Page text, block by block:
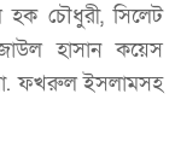
চৌধুরী, সিলেট
হাসান কয়েস
ফখরুল ইসলামসহ